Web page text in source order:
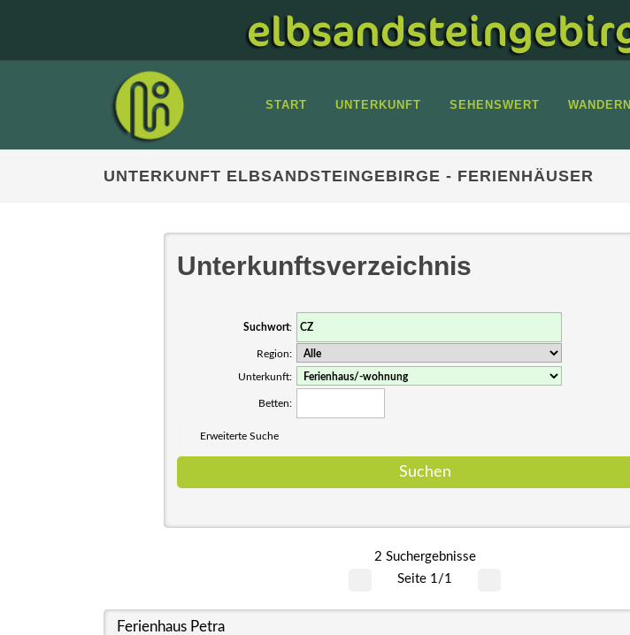
START UNTERKUNFT SEHENSWERT WANDERN
UNTERKUNFT ELBSANDSTEINGEBIRGE - FERIENHÄUSER
Unterkunftsverzeichnis
Suchwort:
Region:
Unterkunft:
Betten:
Erweiterte Suche
2 Suchergebnisse
Seite 1/1
Ferienhaus Petra